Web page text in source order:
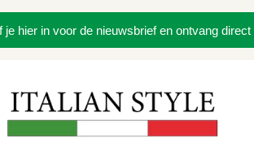
je hier in voor de nieuwsbrief en ontvang direct